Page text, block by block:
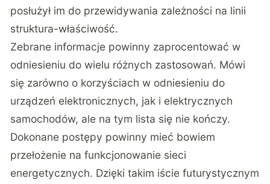
posłużył im do przewidywania zależności na linii
struktura-właściwość.
Zebrane informacje powinny zaprocentować w
odniesieniu do wielu różnych zastosowań. Mówi
się zarówno o korzyściach w odniesieniu do
urządzeń elektronicznych, jak i elektrycznych
samochodów, ale na tym lista się nie kończy.
Dokonane postępy powinny mieć bowiem
przełożenie na funkcjonowanie sieci
energetycznych. Dzięki takim iście futurystycznym